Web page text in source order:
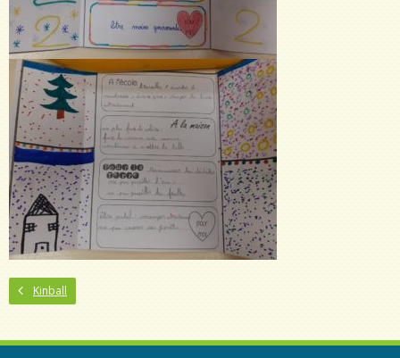
Kinball